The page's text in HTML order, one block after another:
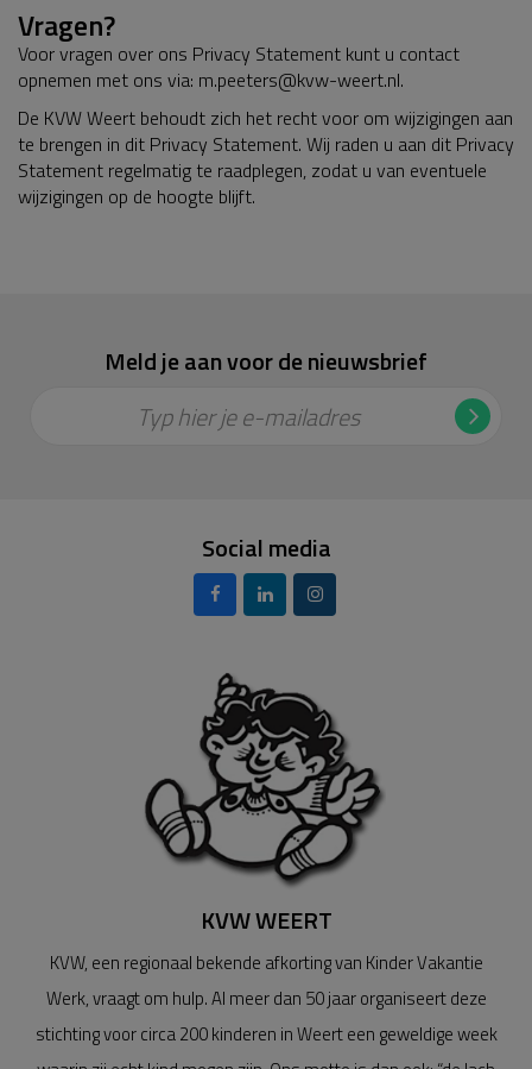
Vragen?
Voor vragen over ons Privacy Statement kunt u contact
opnemen met ons via: m.peeters@kvw-weert.nl.
De KVW Weert behoudt zich het recht voor om wijzigingen aan
te brengen in dit Privacy Statement. Wij raden u aan dit Privacy
Statement regelmatig te raadplegen, zodat u van eventuele
wijzigingen op de hoogte blijft.
Meld je aan voor de nieuwsbrief
Typ hier je e-mailadres
Social media
KVW WEERT
KVW, een regionaal bekende afkorting van Kinder Vakantie
Werk, vraagt om hulp. Al meer dan 50 jaar organiseert deze
stichting voor circa 200 kinderen in Weert een geweldige week